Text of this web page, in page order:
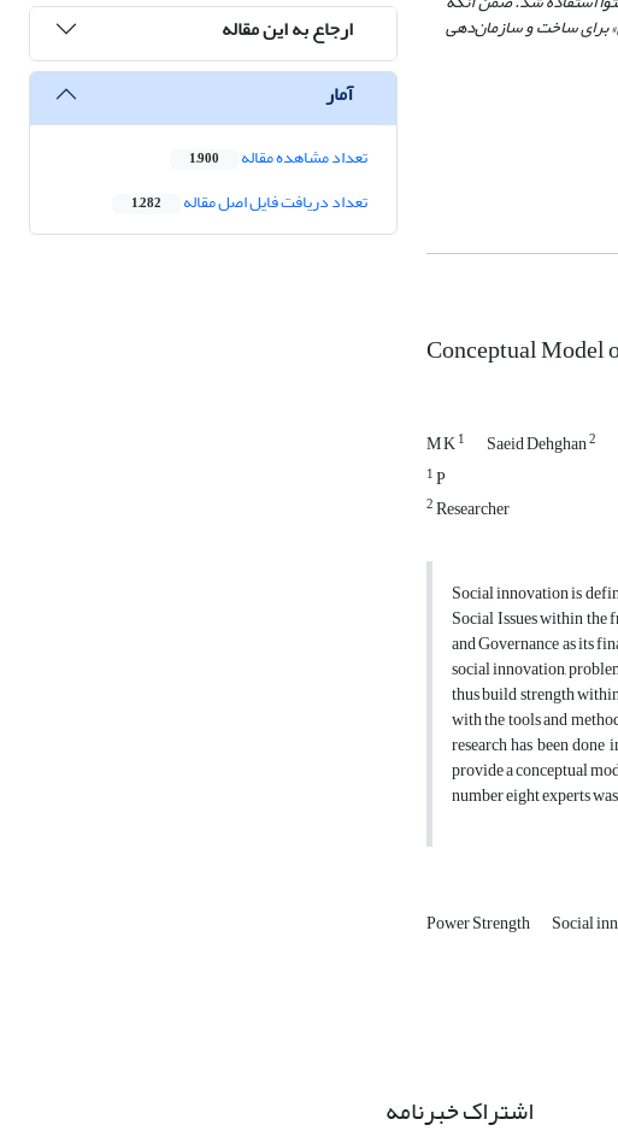
برای ساخت و سازمان‌دهی
Conceptual Model
M K1 Saeid Dehghan2
1P
2Researcher
Social innovation is
Social Issues within
and Governance as its
social innovation,
thus build strength
with the tools and
research has been
provide a conceptual
number eight experts
Power Strength Social
ارجاع به این مقاله
آمار
تعداد مشاهده مقاله 1,900
تعداد دریافت فایل اصل مقاله 1,282
اشتراک خبرنامه